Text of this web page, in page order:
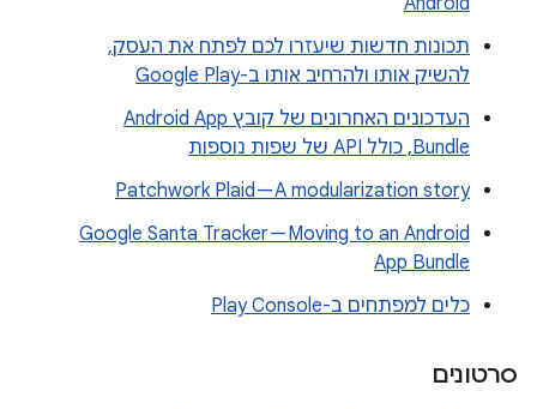
תכונות חדשות שיעזרו לכם לפתח את העסק,
להשיק אותו ולהרחיב אותו ב-Google Play
העדכונים האחרונים של קובץ Android App
Bundle, כולל API של שפות נוספות
Patchwork Plaid — A modularization story
Google Santa Tracker — Moving to an Android
App Bundle
כלים למפתחים ב-Play Console
סרטונים